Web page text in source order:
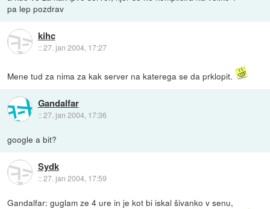
pa lep pozdrav
kihc
::27. jan 2004, 17:27
Mene tud za nima za kak server na katerega se da prklopit.
Gandalfar
::27. jan 2004, 17:36
google a bit?
Sydk
::27. jan 2004, 17:59
Gandalfar: guglam ze 4 ure in je kot bi iskal šivanko v senu,